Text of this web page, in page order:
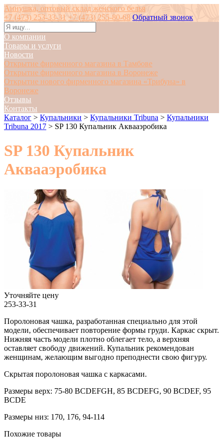
Аннушка, оптовый склад женского белья
+7 (473) 253-33-31 +7 (473) 255-80-68 Обратный звонок
О компании
Товары и услуги
Новости
Открытие фирменного магазина в Тамбове
Открытие фирменного магазина в Воронеже
Открытие нового фирменного магазина «Трибуна» в
Воронеже
Отзывы
Контакты
Каталог > Купальники > Купальники Tribuna > Купальники
Tribuna 2017 > SP 130 Купальник Аквааэробика
SP 130 Купальник
Аквааэробика
Уточняйте цену
253-33-31
Поролоновая чашка, разработанная специально для этой
модели, обеспечивает повторение формы груди. Каркас скрыт.
Нижняя часть модели плотно облегает тело, а верхняя
оставляет свободу движений. Купальник рекомендован
женщинам, желающим выгодно преподнести свою фигуру.
Скрытая поролоновая чашка с каркасами.
Размеры верх: 75-80 BCDEFGH, 85 BCDEFG, 90 BCDEF, 95
BCDE
Размеры низ: 170, 176, 94-114
Похожие товары